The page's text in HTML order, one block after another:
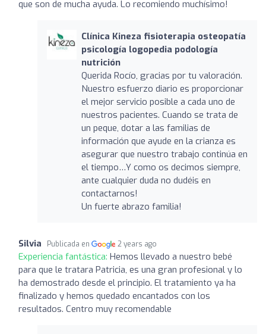
que son de mucha ayuda. Lo recomiendo muchísimo!
Clínica Kineza fisioterapia osteopatía
psicología logopedia podología
nutrición
Querida Rocío, gracias por tu valoración.
Nuestro esfuerzo diario es proporcionar
el mejor servicio posible a cada uno de
nuestros pacientes. Cuando se trata de
un peque, dotar a las familias de
información que ayude en la crianza es
asegurar que nuestro trabajo continúa en
el tiempo…Y como os decimos siempre,
ante cualquier duda no dudéis en
contactarnos!
Un fuerte abrazo familia!
Silvia Publicada en 2 years ago
Experiencia fantástica: Hemos llevado a nuestro bebé
para que le tratara Patricia, es una gran profesional y lo
ha demostrado desde el principio. El tratamiento ya ha
finalizado y hemos quedado encantados con los
resultados. Centro muy recomendable